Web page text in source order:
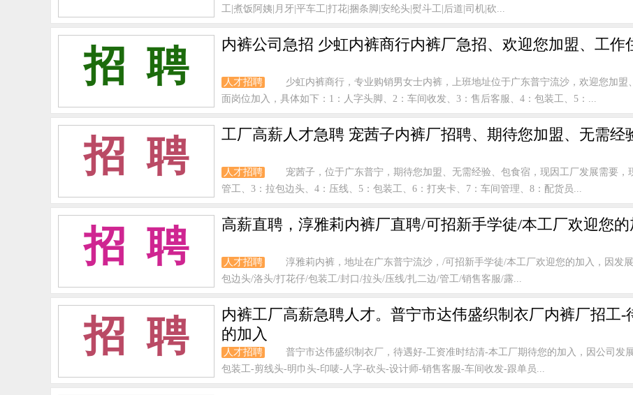
工|煮饭阿姨|月牙|平车工|打花|捆条脚|安纶头|熨斗工|后道|司机|砍...
招 聘 内裤公司急招 少虹内裤商行内裤厂急招、欢迎您加盟、工作
人才招聘
少虹内裤商行，专业购销男女士内裤，上班地址位于广东普宁流沙，欢迎您加
面岗位加入，具体如下：1：人字头脚、2：车间收发、3：售后客服、4：包装工、5：...
招 聘 工厂高薪人才急聘 宠茜子内裤厂招聘、期待您加盟、无需经
人才招聘
宠茜子，位于广东普宁，期待您加盟、无需经验、包食宿，现因工厂发展需要，
管工、3：拉包边头、4：压线、5：包装工、6：打夹卡、7：车间管理、8：配货员...
招 聘 高薪直聘，淳雅莉内裤厂直聘/可招新手学徒/本工厂欢迎您的
人才招聘
淳雅莉内裤，地址在广东普宁流沙，/可招新手学徒/本工厂欢迎您的加入，因发
包边头/洛头/打花仔/包装工/封口/拉头/压线/扎二边/管工/销售客服/露...
招 聘
内裤工厂高薪急聘人才。普宁市达伟盛织制衣厂内裤厂招工
的加入
人才招聘
普宁市达伟盛织制衣厂，待遇好-工资准时结清-本工厂期待您的加入，因公司发
包装工-剪线头-明巾头-印唛-人字-砍头-设计师-销售客服-车间收发-跟单员...